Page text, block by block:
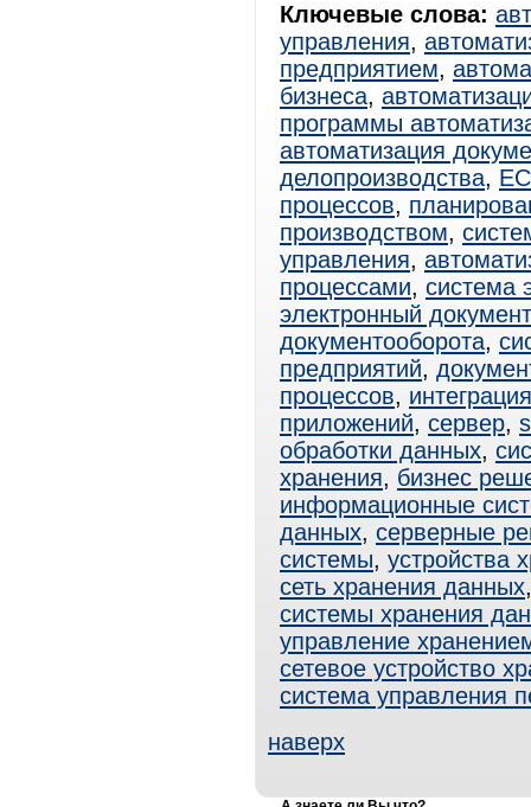
Ключевые слова:
управления,
предприятием,
бизнеса,
программы
автоматизация
делопроизводства,
процессов,
производством,
управления,
процессами, система
электронный
документооборота,
предприятий,
процессов, интеграция
приложений, сервер,
обработки данных,
хранения, бизнес
информационные
данных, серверные
системы, устройства
сеть хранения данных
системы хранения
управление
сетевое устройство
система управления
наверх